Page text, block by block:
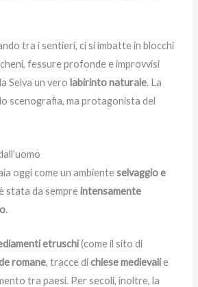
tra i sentieri, ci si imbatte in blocchi
fessure profonde e improvvisi
Selva un vero labirinto naturale. La
scenografia, ma protagonista del
oggi come un ambienteselvaggio e
stata da sempreintensamente
.
etruschi(come il sito di
romane, tracce dichiese medievalie
tra paesi. Per secoli, inoltre, la